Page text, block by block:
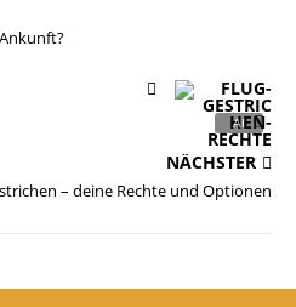
NÄCHSTER
– deine Rechte und Optionen